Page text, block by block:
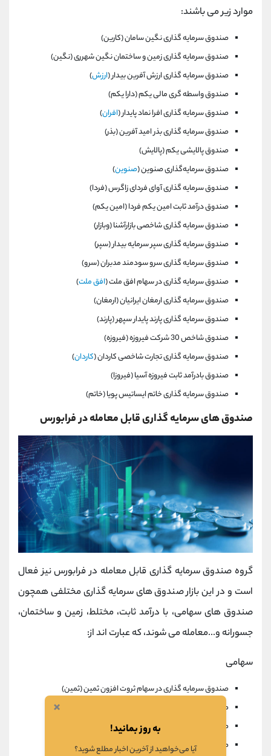
موارد زیر می باشند:
صندوق سرمایه گذاری نگين سامان (كارين)
صندوق سرمایه گذاری زمين و ساختمان نگين شهرری (نگين)
صندوق سرمایه گذاری ارزش آفرين بيدار (ارزش)
صندوق واسطه گری مالی يكم (دارا يكم)
صندوق سرمایه گذاری افرا نماد پايدار (افران)
صندوق سرمایه گذاری بذر اميد آفرين (بذر)
صندوق پالايشی يكم (پالايش)
صندوق سرمايه‌گذاری صنوين (صنوين)
صندوق سرمایه گذاری آوای فردای زاگرس (فردا)
صندوق درآمد ثابت امين يكم فردا (امين يكم)
صندوق سرمایه گذاری شاخصی بازارآشنا (وبازار)
صندوق سرمایه گذاری سپر سرمايه بيدار (سپر)
صندوق سرمایه گذاری سرو سودمند مدبران (سرو)
صندوق سرمایه گذاری در سهام افق ملت (افق ملت)
صندوق سرمايه گذاری ارمغان ايرانيان (ارمغان)
صندوق سرمایه گذاری پارند پايدار سپهر (پارند)
صندوق شاخص 30 شركت فيروزه (فيروزه)
صندوق سرمایه گذاری تجارت شاخصی كاردان (كاردان)
صندوق بادرآمد ثابت فيروزه آسيا (فيروزا)
صندوق سرمایه گذاری خاتم ايساتيس پويا (خاتم)
صندوق های سرمایه گذاری قابل معامله در فرابورس
گروه صندوق سرمایه گذاری قابل معامله در فرابورس نیز فعال
است و در این بازار صندوق های سرمایه گذاری مختلفی همچون
صندوق های سهامی، با درآمد ثابت، مختلط، زمین و ساختمان،
جسورانه و...معامله می شوند، که عبارت اند از:
سهامی
صندوق سرمایه گذاری در سهام ثروت افزون ثمين (ثمين)
صندوق سرمایه گذاری در سهام اوج دماوند(اوج)
صندوق سرمایه گذاری در سهام ويستا (ويستا)
صندوق سرمایه گذاری در سهام ثروت داريوش (داريوش)
×
به روز بمانید!
آیا می‌خواهید از آخرین اخبار مطلع شوید؟